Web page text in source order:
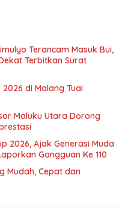
Terancam Masuk Bui,
Terbitkan Surat
di Malang Tuai
Maluku Utara Dorong
2026, Ajak Generasi Muda
Gangguan Ke 110
Mudah, Cepat dan